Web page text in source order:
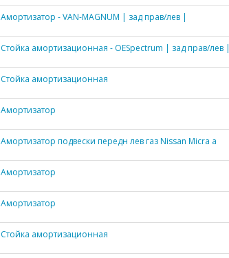
Амортизатор - VAN-MAGNUM | зад прав/лев |
Стойка амортизационная - OESpectrum | зад прав/лев |
Стойка амортизационная
Амортизатор
Амортизатор подвески передн лев газ Nissan Micra a
Амортизатор
Амортизатор
Стойка амортизационная